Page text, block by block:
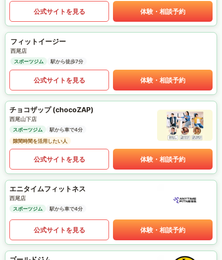
公式サイトを見る 体験・相談予約
フィットイージー
西尾店
スポーツジム 駅から徒歩7分
公式サイトを見る 体験・相談予約
チョコザップ (chocoZAP)
西尾山下店
スポーツジム
駅から車で4分
隙間時間を活用したい人
公式サイトを見る 体験・相談予約
エニタイムフィットネス
西尾店
スポーツジム 駅から車で4分
公式サイトを見る 体験・相談予約